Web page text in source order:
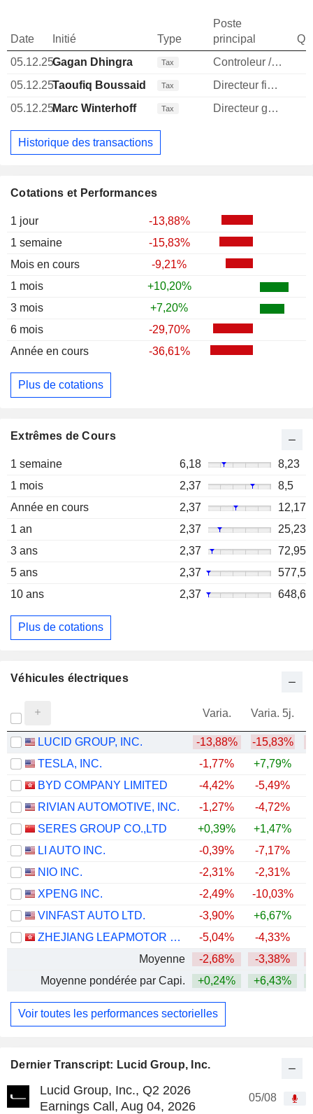
Dernier Transcript: Lucid Group, Inc.
Lucid Group, Inc., Q2 2026
Earnings Call, Aug 04, 2026
05/08
Cotations et Performances
1 jour
-13,88%
1 semaine
-15,83%
Mois en cours
-9,21%
1 mois
+10,20%
3 mois
+7,20%
6 mois
-29,70%
Année en cours
-36,61%
Plus de cotations
Extrêmes de Cours
1 semaine 6,18
8,23
1 mois
2,37
8,5
Année en cours
2,37
12,17
1 an
2,37
25,23
3 ans
2,37
72,95
5 ans
2,37
577,5
10 ans
2,37 648,6
Plus de cotations
Date Initié Type
Poste
principal
05.12.25Gagan Dhingra Tax Controleur / auditeur
05.12.25Taoufiq Boussaid Tax Directeur financier
05.12.25Marc Winterhoff Tax Directeur general
Historique des transactions
Véhicules électriques
Varia. Varia. 5j.
LUCID GROUP, INC. -13,88% -15,83%
TESLA, INC.
-1,77% +7,79%
BYD COMPANY LIMITED
-4,42% -5,49%
RIVIAN AUTOMOTIVE, INC.
-1,27% -4,72%
SERES GROUP CO.,LTD
+0,39% +1,47%
LI AUTO INC.
-0,39% -7,17%
NIO INC.
-2,31% -2,31%
XPENG INC.
-2,49% -10,03%
VINFAST AUTO LTD.
-3,90% +6,67%
ZHEJIANG LEAPMOTOR TECHNOLOGY CO., LTD.
-5,04% -4,33%
Moyenne
-2,68% -3,38%
Moyenne pondérée par Capi.
+0,24% +6,43%
Voir toutes les performances sectorielles